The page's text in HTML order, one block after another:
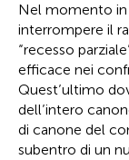
Nel momento
interrompere il
“recesso
efficace nei
Quest’ultimo
dell’intero
di canone del
subentro di un